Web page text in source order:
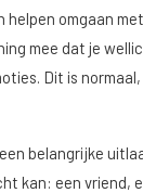
helpen omgaan
mee dat je
Dit is normaal,
belangrijke
kan: een vriend,